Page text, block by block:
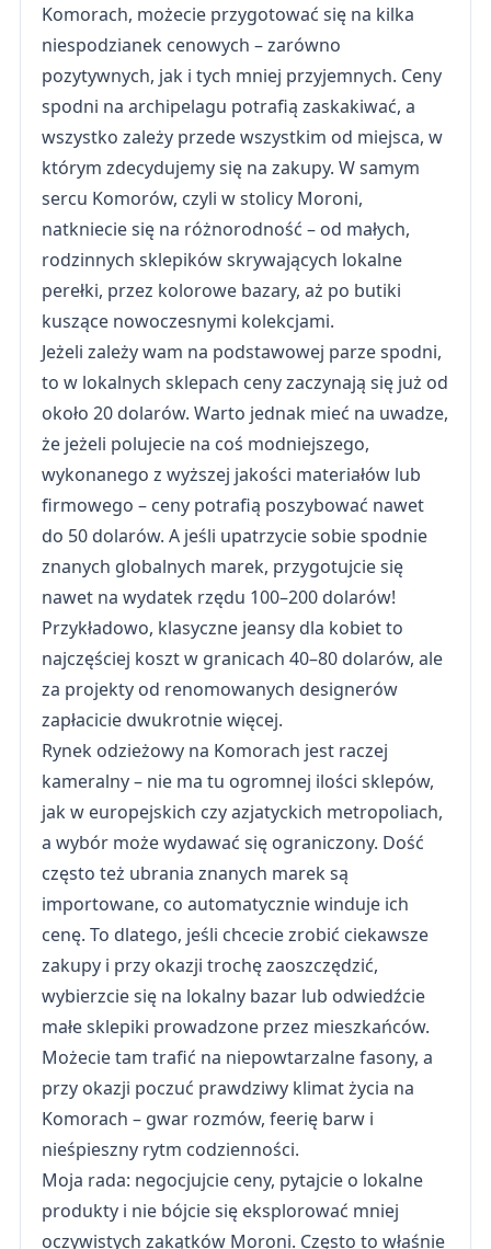
Komorach, możecie przygotować się na kilka
niespodzianek cenowych – zarówno
pozytywnych, jak i tych mniej przyjemnych. Ceny
spodni na archipelagu potrafią zaskakiwać, a
wszystko zależy przede wszystkim od miejsca, w
którym zdecydujemy się na zakupy. W samym
sercu Komorów, czyli w stolicy Moroni,
natkniecie się na różnorodność – od małych,
rodzinnych sklepików skrywających lokalne
perełki, przez kolorowe bazary, aż po butiki
kuszące nowoczesnymi kolekcjami.
Jeżeli zależy wam na podstawowej parze spodni,
to w lokalnych sklepach ceny zaczynają się już od
około 20 dolarów. Warto jednak mieć na uwadze,
że jeżeli polujecie na coś modniejszego,
wykonanego z wyższej jakości materiałów lub
firmowego – ceny potrafią poszybować nawet
do 50 dolarów. A jeśli upatrzycie sobie spodnie
znanych globalnych marek, przygotujcie się
nawet na wydatek rzędu 100–200 dolarów!
Przykładowo, klasyczne jeansy dla kobiet to
najczęściej koszt w granicach 40–80 dolarów, ale
za projekty od renomowanych designerów
zapłacicie dwukrotnie więcej.
Rynek odzieżowy na Komorach jest raczej
kameralny – nie ma tu ogromnej ilości sklepów,
jak w europejskich czy azjatyckich metropoliach,
a wybór może wydawać się ograniczony. Dość
często też ubrania znanych marek są
importowane, co automatycznie winduje ich
cenę. To dlatego, jeśli chcecie zrobić ciekawsze
zakupy i przy okazji trochę zaoszczędzić,
wybierzcie się na lokalny bazar lub odwiedźcie
małe sklepiki prowadzone przez mieszkańców.
Możecie tam trafić na niepowtarzalne fasony, a
przy okazji poczuć prawdziwy klimat życia na
Komorach – gwar rozmów, feerię barw i
nieśpieszny rytm codzienności.
Moja rada: negocjujcie ceny, pytajcie o lokalne
produkty i nie bójcie się eksplorować mniej
oczywistych zakątków Moroni. Często to właśnie